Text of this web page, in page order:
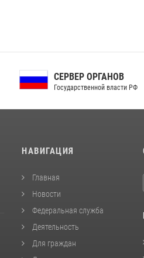
СЕРВЕР ОРГАНОВ
Государственной власти РФ
НАВИГАЦИЯ
Главная
Новости
Федеральная служба
Деятельность
Для граждан